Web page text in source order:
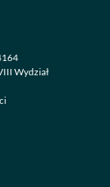
Wydział